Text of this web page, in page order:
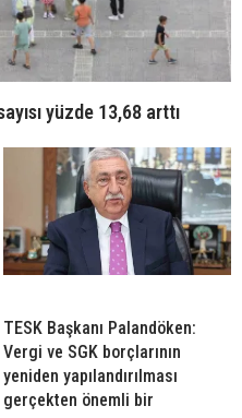
yüzde 13,68 arttı
TESK Başkanı Palandöken:
Vergi ve SGK borçlarının
yeniden yapılandırılması
gerçekten önemli bir